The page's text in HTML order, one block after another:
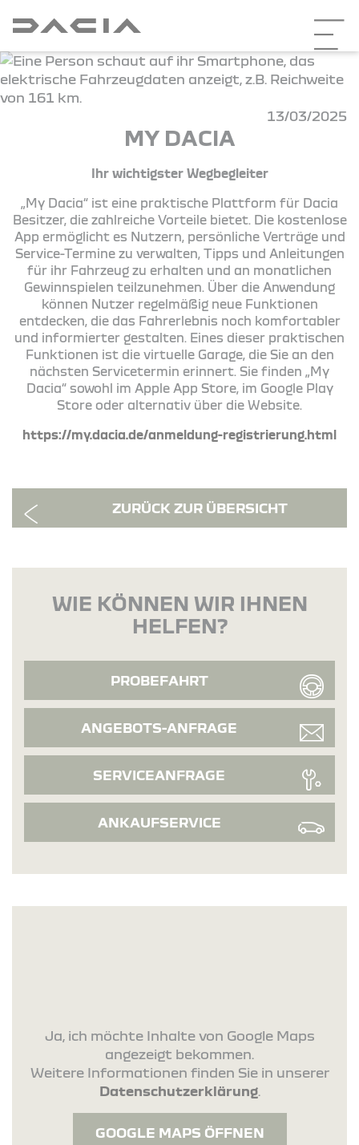
13/03/2025
MY DACIA
Ihr wichtigster Wegbegleiter
„My Dacia“ ist eine praktische Plattform für Dacia
Besitzer, die zahlreiche Vorteile bietet. Die kostenlose
App ermöglicht es Nutzern, persönliche Verträge und
Service-Termine zu verwalten, Tipps und Anleitungen
für ihr Fahrzeug zu erhalten und an monatlichen
Gewinnspielen teilzunehmen. Über die Anwendung
können Nutzer regelmäßig neue Funktionen
entdecken, die das Fahrerlebnis noch komfortabler
und informierter gestalten. Eines dieser praktischen
Funktionen ist die virtuelle Garage, die Sie an den
nächsten Servicetermin erinnert. Sie finden „My
Dacia“ sowohl im Apple App Store, im Google Play
Store oder alternativ über die Website.
https://my.dacia.de/anmeldung-registrierung.html
ZURÜCK ZUR ÜBERSICHT
WIE KÖNNEN WIR IHNEN
HELFEN?
PROBEFAHRT
ANGEBOTS-ANFRAGE
SERVICEANFRAGE
ANKAUFSERVICE
Ja, ich möchte Inhalte von Google Maps
angezeigt bekommen.
Weitere Informationen finden Sie in unserer
Datenschutzerklärung.
GOOGLE MAPS ÖFFNEN